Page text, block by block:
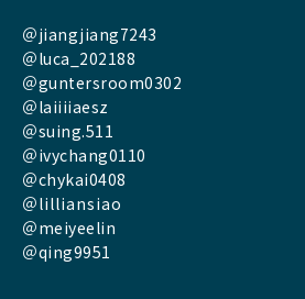
＠jiangjiang7243
＠luca_202188
＠guntersroom0302
＠laiiiiaesz
＠suing.511
＠ivychang0110
＠chykai0408
＠lilliansiao
＠meiyeelin
＠qing9951